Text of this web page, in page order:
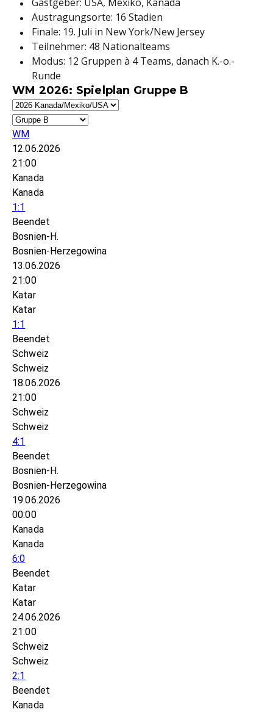
Austragungsorte: 16 Stadien
Finale: 19. Juli in New York/New Jersey
Teilnehmer: 48 Nationalteams
Modus: 12 Gruppen à 4 Teams, danach K.-o.-
Runde
WM 2026: Spielplan Gruppe B
WM
12.06.2026
21:00
Kanada
Kanada
1:1
Beendet
Bosnien-H.
Bosnien-Herzegowina
13.06.2026
21:00
Katar
Katar
1:1
Beendet
Schweiz
Schweiz
18.06.2026
21:00
Schweiz
Schweiz
4:1
Beendet
Bosnien-H.
Bosnien-Herzegowina
19.06.2026
00:00
Kanada
Kanada
6:0
Beendet
Katar
Katar
24.06.2026
21:00
Schweiz
Schweiz
2:1
Beendet
Kanada